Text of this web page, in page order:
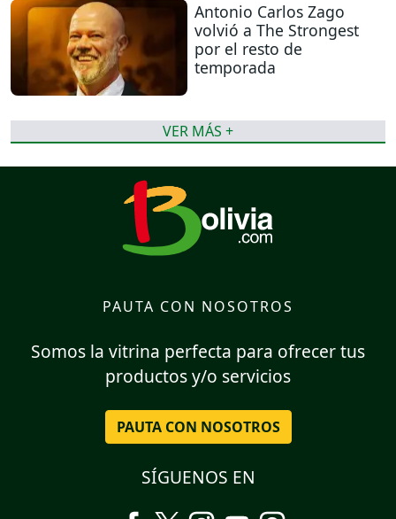
Antonio Carlos Zago
volvió a The Strongest
por el resto de
temporada
VER MÁS +
PAUTA CON NOSOTROS
Somos la vitrina perfecta para ofrecer tus
productos y/o servicios
PAUTA CON NOSOTROS
SÍGUENOS EN